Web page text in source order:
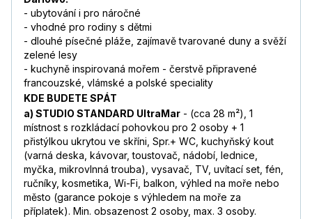
- ubytování i pro náročné
- vhodné pro rodiny s dětmi
- dlouhé písečné pláže, zajímavě tvarované duny a svěží
zelené lesy
- kuchyně inspirovaná mořem - čerstvě připravené
francouzské, vlámské a polské speciality
KDE BUDETE SPÁT
a) STUDIO STANDARD UltraMar - (cca 28 m²), 1
místnost s rozkládací pohovkou pro 2 osoby + 1
přistýlkou ukrytou ve skříni, Spr.+ WC, kuchyňský kout
(varná deska, kávovar, toustovač, nádobí, lednice,
myčka, mikrovlnná trouba), vysavač, TV, uvítací set, fén,
ručníky, kosmetika, Wi-Fi, balkon, výhled na moře nebo
město (garance pokoje s výhledem na moře za
příplatek). Min. obsazenost 2 osoby, max. 3 osoby.